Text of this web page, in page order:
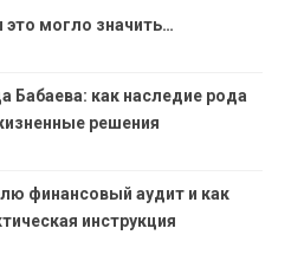
это могло значить…
Бабаева: как наследие рода
решения
финансовый аудит и как
инструкция